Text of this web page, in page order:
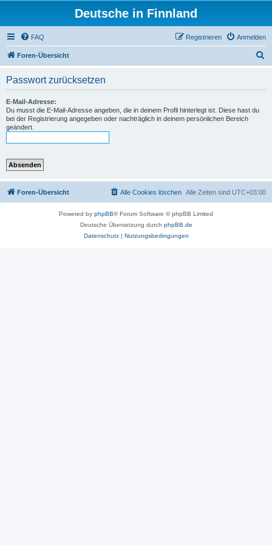
Deutsche in Finnland
FAQ Anmelden
Registrieren
Foren-Übersicht
Passwort zurücksetzen
E-Mail-Adresse:
Du musst die E-Mail-Adresse angeben, die in deinem Profil hinterlegt ist. Diese hast du
bei der Registrierung angegeben oder nachträglich in deinem persönlichen Bereich
geändert.
Foren-Übersicht Alle Zeiten sind UTC+03:00
Alle Cookies löschen
Powered by phpBB® Forum Software © phpBB Limited
Deutsche Übersetzung durch phpBB.de
Datenschutz| Nutzungsbedingungen